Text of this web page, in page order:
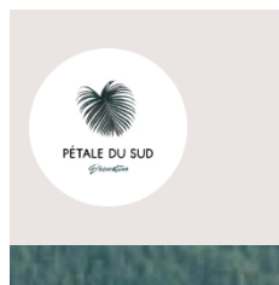
contenu